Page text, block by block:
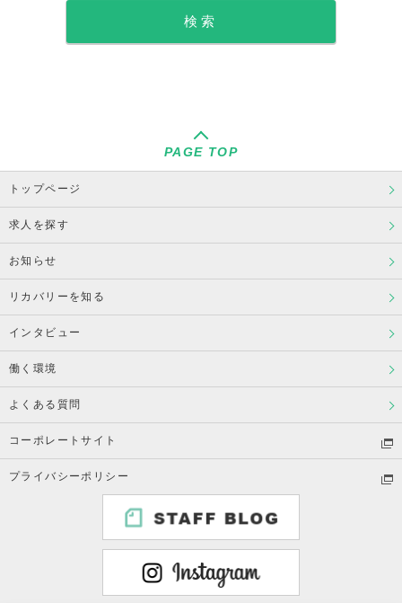
PAGE TOP
トップページ
求人を探す
お知らせ
リカバリーを知る
インタビュー
働く環境
よくある質問
コーポレートサイト
プライバシーポリシー